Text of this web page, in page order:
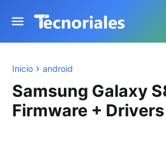
Inicio android
Samsung Galaxy
Firmware +